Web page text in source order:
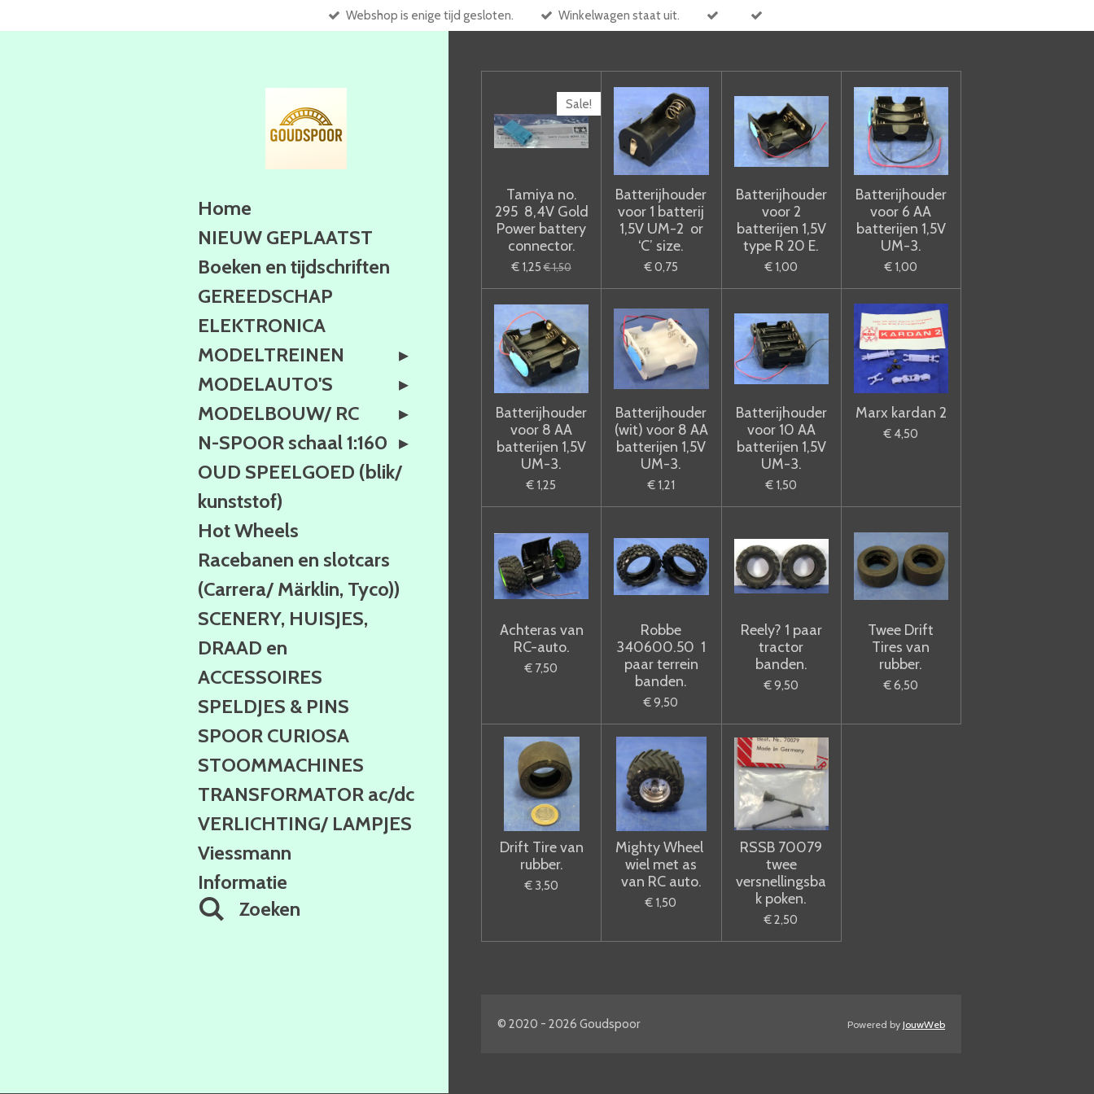
direct
Webshop is enige tijd gesloten. Winkelwagen staat uit.
Sale!
Tamiya no.
295 8,4V Gold
Power battery
connector.
€ 1,25 € 1,50
Batterijhouder
voor 1 batterij
1,5V UM-2 or
‘C’ size.
€ 0,75
Batterijhouder
voor 2
batterijen 1,5V
type R 20 E.
€ 1,00
Batterijhouder
voor 6 AA
batterijen 1,5V
UM-3.
€ 1,00
Batterijhouder
voor 8 AA
batterijen 1,5V
UM-3.
€ 1,25
Batterijhouder
(wit) voor 8 AA
batterijen 1,5V
UM-3.
€ 1,21
Batterijhouder
voor 10 AA
batterijen 1,5V
UM-3.
€ 1,50
Marx kardan 2
€ 4,50
Achteras van
RC-auto.
€ 7,50
Robbe
340600.50 1
paar terrein
banden.
€ 9,50
Reely? 1 paar
tractor
banden.
€ 9,50
Twee Drift
Tires van
rubber.
€ 6,50
Drift Tire van
rubber.
€ 3,50
Mighty Wheel
wiel met as
van RC auto.
€ 1,50
RSSB 70079
twee
versnellingsba
k poken.
€ 2,50
© 2020 - 2026 Goudspoor Powered byJouwWeb
Home
NIEUW GEPLAATST
Boeken en tijdschriften
GEREEDSCHAP
ELEKTRONICA
MODELTREINEN
MODELAUTO'S
MODELBOUW/ RC
N-SPOOR schaal 1:160
OUD SPEELGOED (blik/
kunststof)
Hot Wheels
Racebanen en slotcars
(Carrera/ Märklin, Tyco))
SCENERY, HUISJES,
DRAAD en
ACCESSOIRES
SPELDJES & PINS
SPOOR CURIOSA
STOOMMACHINES
TRANSFORMATOR ac/dc
VERLICHTING/ LAMPJES
Viessmann
Informatie
Zoeken